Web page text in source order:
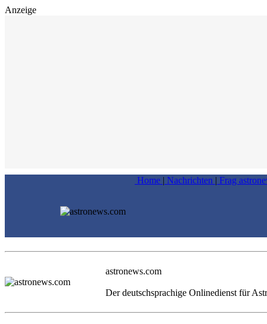
Anzeige
Home | Nachrichten | Frag
astronews.com
Der deutschsprachige Onlinedienst für